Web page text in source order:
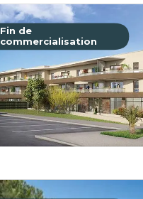
Fin de
commercialisation